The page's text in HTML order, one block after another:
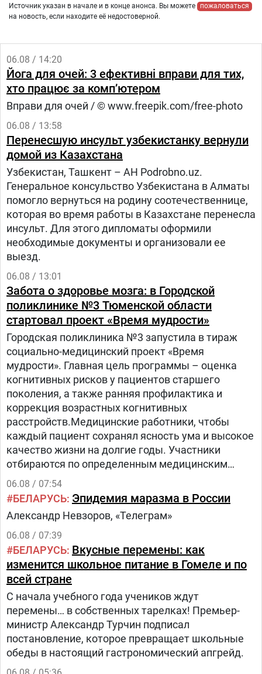
Источник указан в начале и в конце анонса. Вы можете
пожаловаться
на новость, если находите её недостоверной.
06.08 / 14:20
Йога для очей: 3 ефективні вправи для тих,
хто працює за комп’ютером
Вправи для очей / © www.freepik.com/free-photo
06.08 / 13:58
Перенесшую инсульт узбекистанку вернули
домой из Казахстана
Узбекистан, Ташкент – АН Podrobno.uz.
Генеральное консульство Узбекистана в Алматы
помогло вернуться на родину соотечественнице,
которая во время работы в Казахстане перенесла
инсульт. Для этого дипломаты оформили
необходимые документы и организовали ее
выезд.
06.08 / 13:01
Забота о здоровье мозга: в Городской
поликлинике №3 Тюменской области
стартовал проект «Время мудрости»
Городская поликлиника №3 запустила в тираж
социально-медицинский проект «Время
мудрости». Главная цель программы – оценка
когнитивных рисков у пациентов старшего
поколения, а также ранняя профилактика и
коррекция возрастных когнитивных
расстройств.Медицинские работники, чтобы
каждый пациент сохранял ясность ума и высокое
качество жизни на долгие годы. Участники
отбираются по определенным медицинским
критериям из числа прикрепленного к
поликлинике населения.Путь в проекте состоит
из трех этапов:1.
06.08 / 07:54
БЕЛАРУСЬ Эпидемия маразма в России
Александр Невзоров, «Телеграм»
06.08 / 07:39
БЕЛАРУСЬ Вкусные перемены: как
изменится школьное питание в Гомеле и по
всей стране
С начала учебного года учеников ждут
перемены… в собственных тарелках! Премьер-
министр Александр Турчин подписал
постановление, которое превращает школьные
обеды в настоящий гастрономический апгрейд.